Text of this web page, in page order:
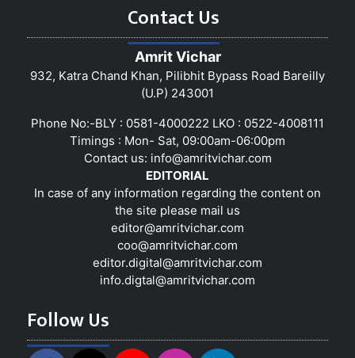
Contact Us
Amrit Vichar
932, Katra Chand Khan, Pilibhit Bypass Road Bareilly
(U.P) 243001
Phone No:-BLY : 0581-4000222 LKO : 0522-4008111
Timings : Mon- Sat, 09:00am-06:00pm
Contact us: info@amritvichar.com
EDITORIAL
In case of any information regarding the content on
the site please mail us
editor@amritvichar.com
coo@amritvichar.com
editor.digital@amritvichar.com
info.digtal@amritvichar.com
Follow Us